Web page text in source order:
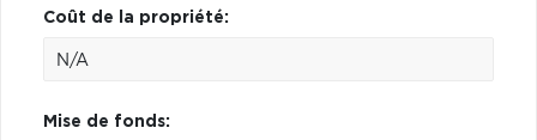
Coût de la propriété:
Mise de fonds: